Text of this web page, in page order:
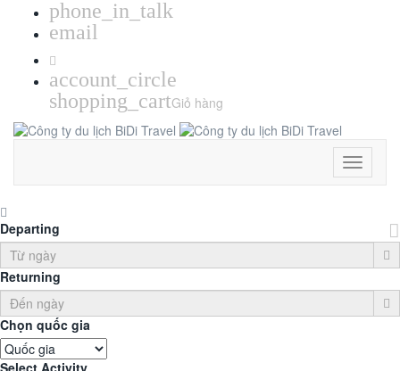
phone_in_talk
email
account_circle
shopping_cartGiỏ hàng
Toggle
Departing
Returning
Chọn quốc gia
Select Activity